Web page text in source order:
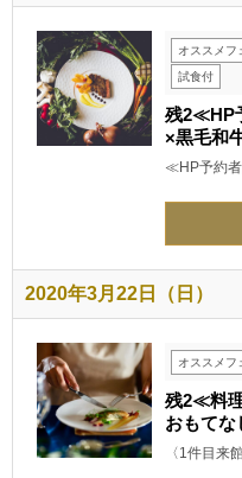
オススメフ
試食付
残2≪HP
×黒毛和
≪HP予約
2020年3月22日（日）
オススメフ
残2≪料
おもてな
〈1件目来